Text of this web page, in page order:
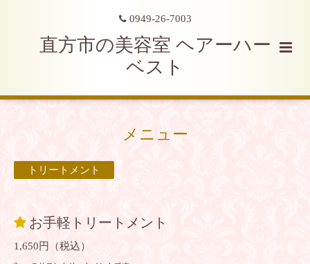
0949-26-7003
直方市の美容室 ヘアーハー
ベスト
メニュー
トリートメント
お手軽トリートメント
1,650円（税込）